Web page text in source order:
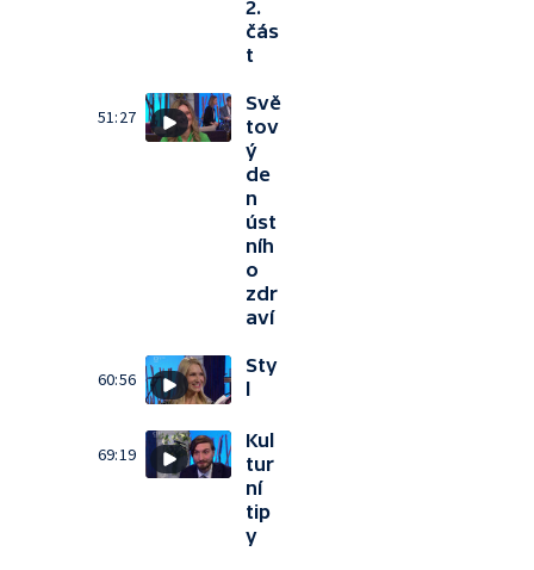
2.
čás
t
51:27
Svě
tov
ý
de
n
úst
níh
o
zdr
aví
60:56
Sty
l
69:19
Kul
tur
ní
tip
y